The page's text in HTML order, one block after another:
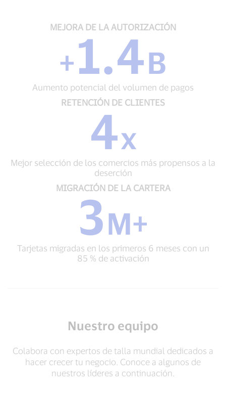
del
volumen
pagos
MEJORA
AUTORIZACIÓN
B
Aumento
potencial
de
pagos
MEJORA DE LA AUTORIZACIÓN
+1.4B
Aumento potencial del volumen de pagos
RETENCIÓN
x
Mejor
selección
de
los
comercios
propensos
a
la
deserción
RETENCIÓN DE CLIENTES
4x
Mejor selección de los comercios más propensos a la
deserción
MIGRACIÓN
CARTERA
3
M+
Tarjetas
migradas
un
de
activación
MIGRACIÓN DE LA CARTERA
3M+
Tarjetas migradas en los primeros 6 meses con un
85 % de activación
Nuestro equipo
Colabora con expertos de talla mundial dedicados a
hacer crecer tu negocio. Conoce a algunos de
nuestros líderes a continuación.